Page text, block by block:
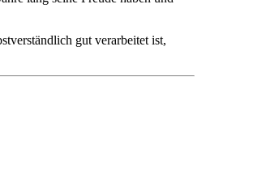
gut verarbeitet ist,